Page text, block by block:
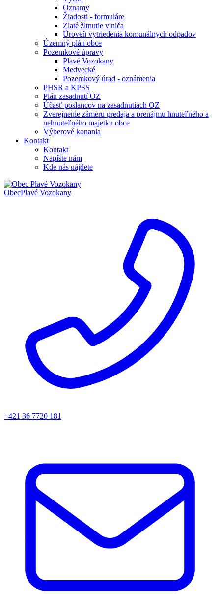
Oznamy
Žiadosti - formuláre
Zlaté žltnutie viniča
Úroveň vytriedenia komunálnych odpadov
Územný plán obce
Pozemkové úpravy
Plavé Vozokany
Medvecké
Pozemkový úrad - oznámenia
PHSR a KPSS
Plán zasadnutí OZ
Účasť poslancov na zasadnutiach OZ
Zverejnenie zámeru predaja a prenájmu hnuteľného a
nehnuteľného majetku obce
Výberové konania
Kontakt
Kontakt
Napíšte nám
Kde nás nájdete
ObecPlavé Vozokany
+421 36 7720 181